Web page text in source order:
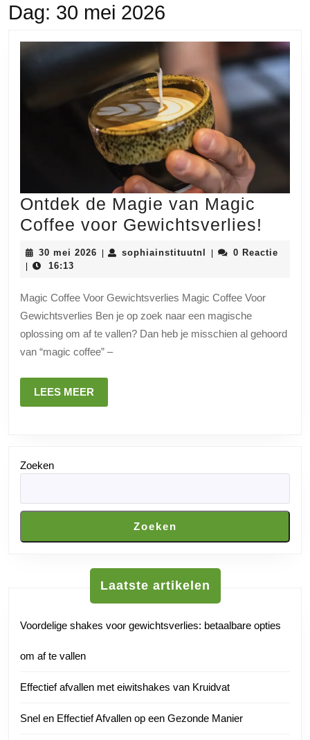
Dag: 30 mei 2026
Ontdek de Magie van Magic
Coffee voor Gewichtsverlies!
de
30 mei 2026 30
sophiainstituutnl sophiainstituutnl
0 Reactie
16:13
Magic Coffee Voor Gewichtsverlies Magic Coffee Voor
Gewichtsverlies Ben je op zoek naar een magische
oplossing om af te vallen? Dan heb je misschien al gehoord
van “magic coffee” –
LEES MEER
MEER
Zoeken
Zoeken
Laatste artikelen
Voordelige shakes voor gewichtsverlies: betaalbare opties
om af te vallen
Effectief afvallen met eiwitshakes van Kruidvat
Snel en Effectief Afvallen op een Gezonde Manier